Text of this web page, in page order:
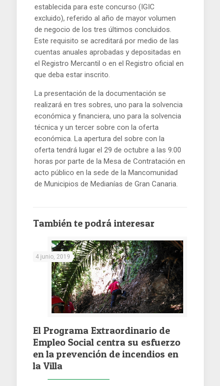
establecida para este concurso (IGIC
excluido), referido al año de mayor volumen
de negocio de los tres últimos concluidos.
Este requisito se acreditará por medio de las
cuentas anuales aprobadas y depositadas en
el Registro Mercantil o en el Registro oficial en
que deba estar inscrito.
La presentación de la documentación se
realizará en tres sobres, uno para la solvencia
económica y financiera, uno para la solvencia
técnica y un tercer sobre con la oferta
económica. La apertura del sobre con la
oferta tendrá lugar el 29 de octubre a las 9:00
horas por parte de la Mesa de Contratación en
acto público en la sede de la Mancomunidad
de Municipios de Medianías de Gran Canaria.
También te podrá interesar
4 junio, 2019
El Programa Extraordinario de
Empleo Social centra su esfuerzo
en la prevención de incendios en
la Villa